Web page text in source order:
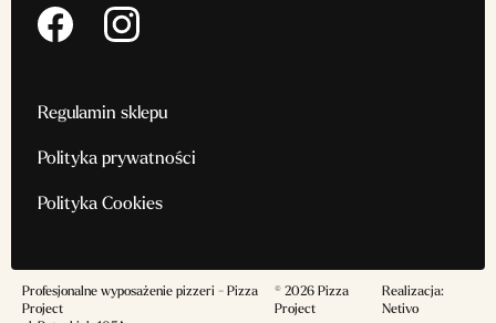
Regulamin sklepu
Polityka prywatności
Polityka Cookies
Profesjonalne wyposażenie pizzeri - Pizza
Project
© 2026 Pizza
Project
Realizacja:
Netivo